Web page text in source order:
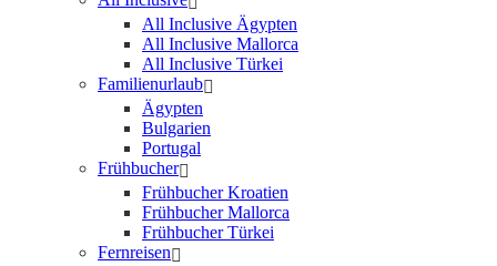
All Inclusive Ägypten
All Inclusive Mallorca
All Inclusive Türkei
Familienurlaub
Ägypten
Bulgarien
Portugal
Frühbucher
Frühbucher Kroatien
Frühbucher Mallorca
Frühbucher Türkei
Fernreisen